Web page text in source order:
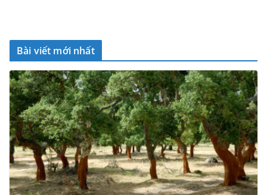
Bài viết mới nhất